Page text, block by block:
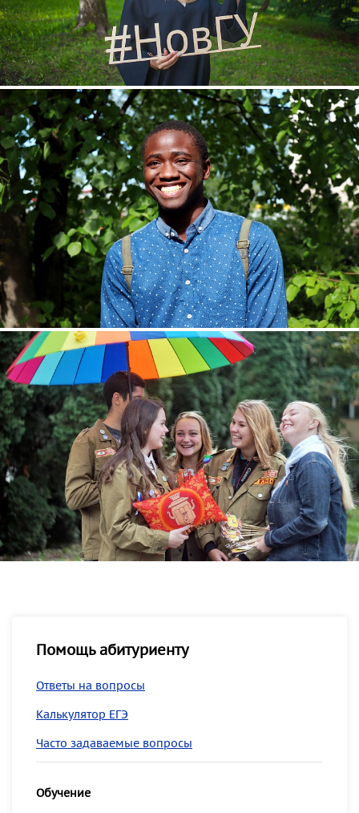
Помощь абитуриенту
Ответы на вопросы
Калькулятор ЕГЭ
Часто задаваемые вопросы
Обучение